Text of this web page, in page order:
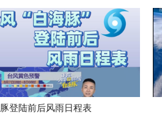
登陆前后风雨日程表